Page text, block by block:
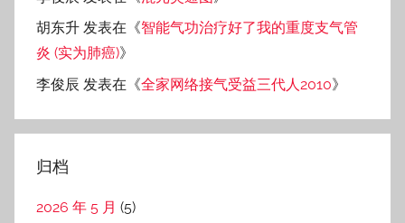
胡东升 发表在《智能气功治疗好了我的重度支气管
炎 (实为肺癌)》
李俊辰 发表在《全家网络接气受益三代人2010》
归档
2026 年 5 月 (5)